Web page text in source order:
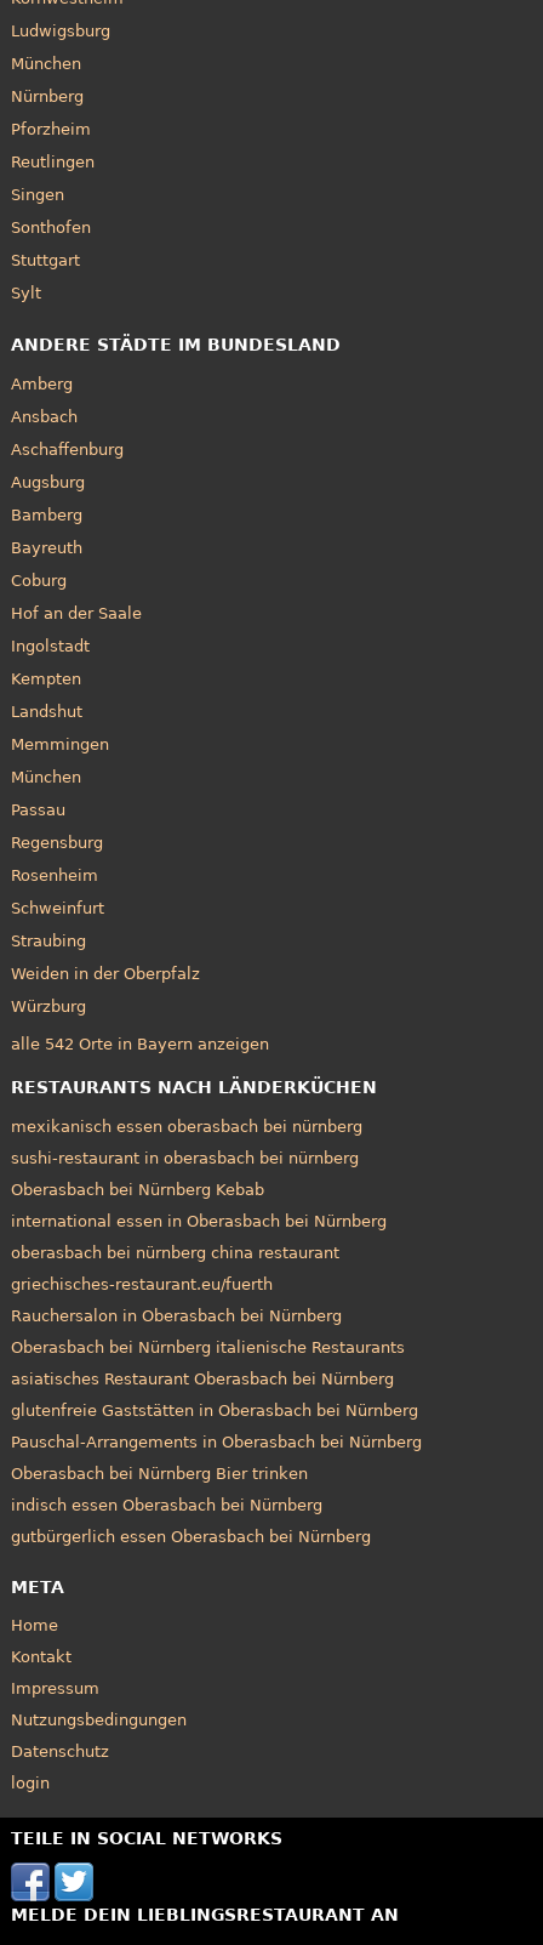
Ludwigsburg
München
Nürnberg
Pforzheim
Reutlingen
Singen
Sonthofen
Stuttgart
Sylt
ANDERE STÄDTE IM BUNDESLAND
Amberg
Ansbach
Aschaffenburg
Augsburg
Bamberg
Bayreuth
Coburg
Hof an der Saale
Ingolstadt
Kempten
Landshut
Memmingen
München
Passau
Regensburg
Rosenheim
Schweinfurt
Straubing
Weiden in der Oberpfalz
Würzburg
alle 542 Orte in Bayern anzeigen
RESTAURANTS NACH LÄNDERKÜCHEN
mexikanisch essen oberasbach bei nürnberg
sushi-restaurant in oberasbach bei nürnberg
Oberasbach bei Nürnberg Kebab
international essen in Oberasbach bei Nürnberg
oberasbach bei nürnberg china restaurant
griechisches-restaurant.eu/fuerth
Rauchersalon in Oberasbach bei Nürnberg
Oberasbach bei Nürnberg italienische Restaurants
asiatisches Restaurant Oberasbach bei Nürnberg
glutenfreie Gaststätten in Oberasbach bei Nürnberg
Pauschal-Arrangements in Oberasbach bei Nürnberg
Oberasbach bei Nürnberg Bier trinken
indisch essen Oberasbach bei Nürnberg
gutbürgerlich essen Oberasbach bei Nürnberg
META
Home
Kontakt
Impressum
Nutzungsbedingungen
Datenschutz
login
TEILE IN SOCIAL NETWORKS
MELDE DEIN LIEBLINGSRESTAURANT AN